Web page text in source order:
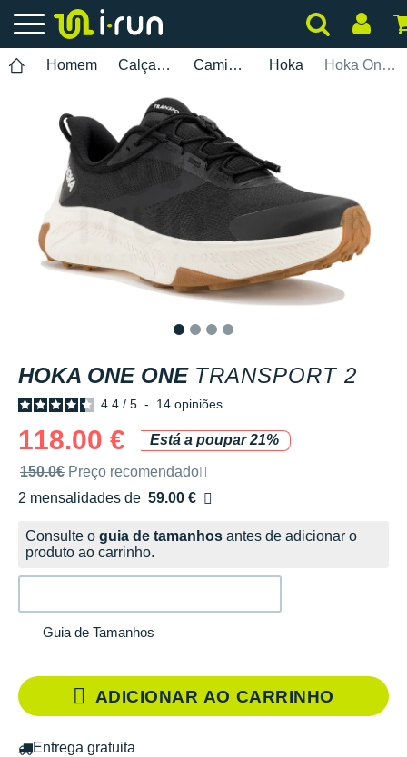
Homem Calçados Caminhada Hoka Hoka One One Transport 2
HOKA ONE ONE TRANSPORT 2
4.4 / 5 - 14 opiniões
118.00 €
Está a poupar 21%
Preço de venda recomendado pela marca
150.0€ Preço recomendado
2 mensalidades de 59.00 €
sem custos
Consulte o guia de tamanhos antes de adicionar o
produto ao carrinho.
Guia de Tamanhos
ADICIONAR AO CARRINHO
Entrega gratuita